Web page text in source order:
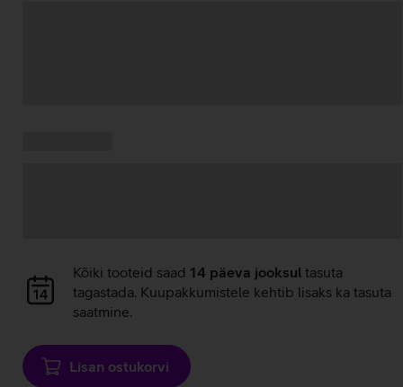
Andmete
laadimine
Kõiki tooteid saad 14 päeva jooksul tasuta
tagastada. Kuupakkumistele kehtib lisaks ka tasuta
saatmine.
Lisan ostukorvi